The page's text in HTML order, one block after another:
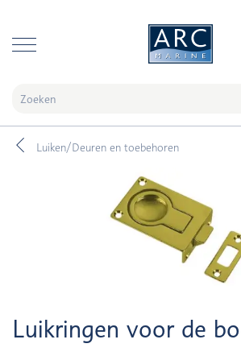
Luiken/Deuren en toebehoren
Luikringen voor de